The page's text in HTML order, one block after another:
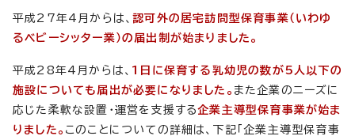
平成27年4月からは、認可外の居宅訪問型保育事業（いわゆ
るベビーシッター業）の届出制が始まりました。
平成28年4月からは、 1日に保育する乳幼児の数が5人以下の
施設についても届出が必要になりました。 また企業のニーズに
応じた柔軟な設置・運営を支援する企業主導型保育事業が始ま
りました。 このことについての詳細は、下記「企業主導型保育事